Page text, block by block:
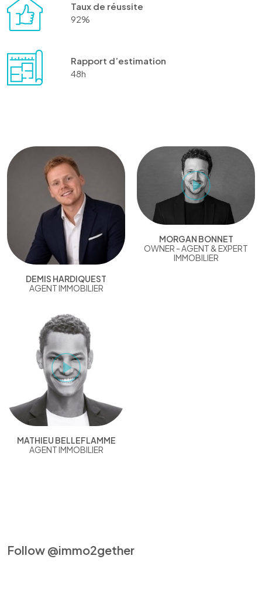
Taux de réussite
92%
Rapport d’estimation
48h
DEMIS HARDIQUEST
AGENT IMMOBILIER
MORGAN BONNET
OWNER - AGENT & EXPERT
IMMOBILIER
MATHIEU BELLEFLAMME
AGENT IMMOBILIER
Follow @immo2gether